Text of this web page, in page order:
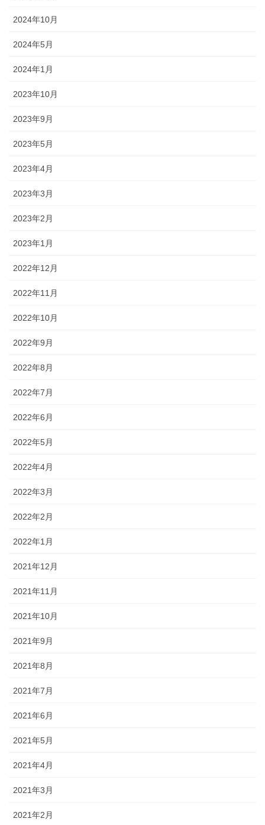
2024年10月
2024年5月
2024年1月
2023年10月
2023年9月
2023年5月
2023年4月
2023年3月
2023年2月
2023年1月
2022年12月
2022年11月
2022年10月
2022年9月
2022年8月
2022年7月
2022年6月
2022年5月
2022年4月
2022年3月
2022年2月
2022年1月
2021年12月
2021年11月
2021年10月
2021年9月
2021年8月
2021年7月
2021年6月
2021年5月
2021年4月
2021年3月
2021年2月